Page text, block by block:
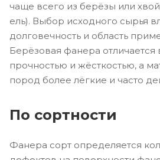
чаще всего из берёзы или
ель). Выбор исходного сырья
долговечность и область
Берёзовая фанера отличается
прочностью и жёсткостью, а
пород более лёгкие и часто
По сортности
Фанера сорт определяется